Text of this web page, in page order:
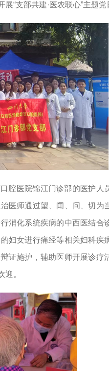
“支部共建·医农联心”主题党
腔医院锦江门诊部的医护人
医师通过望、闻、问、切为
消化系统疾病的中西医结合
妇女进行痛经等相关妇科疾
证施护，辅助医师开展诊疗
。